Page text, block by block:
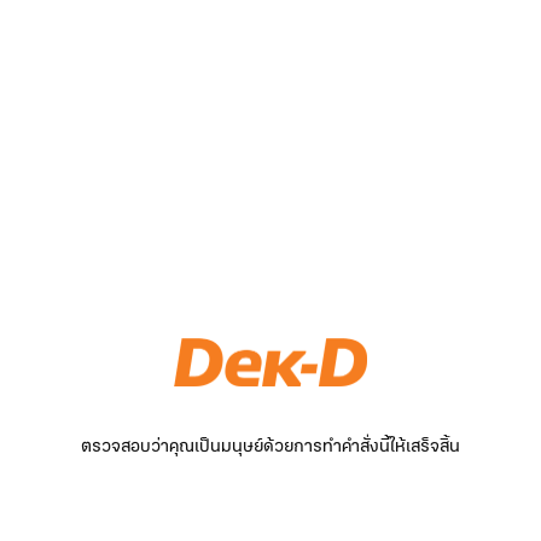
ตรวจสอบว่าคุณเป็นมนุษย์ด้วยการทำคำสั่งนี้ให้เสร็จสิ้น